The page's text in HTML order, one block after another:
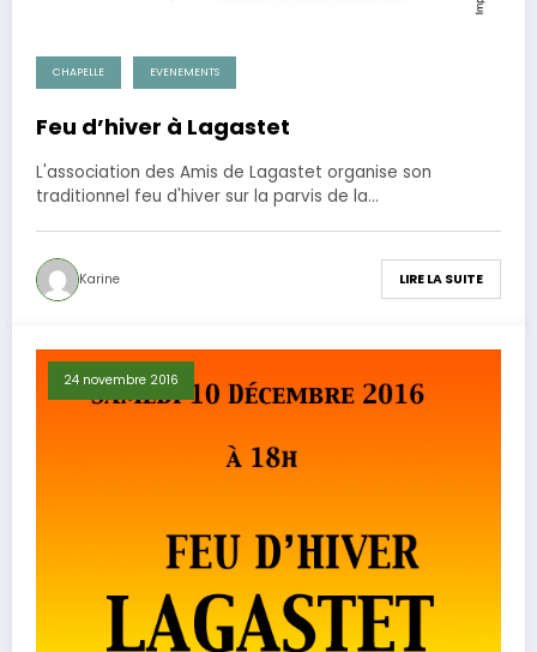
CHAPELLE EVENEMENTS
Feu d’hiver à Lagastet
L'association des Amis de Lagastet organise son
traditionnel feu d'hiver sur la parvis de la…
Karine LIRE LA SUITE
24 novembre 2016